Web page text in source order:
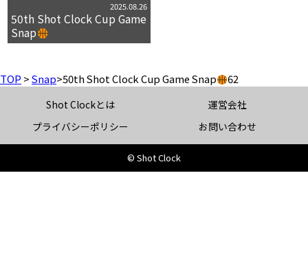
2025.08.26
50th Shot Clock Cup Game
Snap
TOP >Snap>50th Shot Clock Cup Game Snap 62
Shot Clockとは
運営会社
プライバシーポリシー
お問い合わせ
© Shot Clock